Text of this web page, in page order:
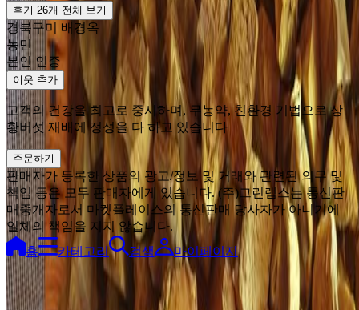
후기 26개 전체 보기
경북구미 배경옥
농민
본인 인증
이웃 추가
고객의 건강을 최고로 중시하며, 무농약, 친환경 기법으로 상
황버섯 재배에 정성을 다 하고 있습니다
주문하기
판매자가 등록한 상품의 광고/정보 및 거래와 관련된 의무 및
책임 등은 모두 판매자에게 있습니다. (주)그린랩스는 통신판
매중개자로서 마켓플레이스의 통신판매 당사자가 아니기에
일체의 책임을 지지 않습니다.
홈
카테고리 검색 마이페이지